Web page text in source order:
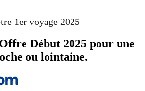
1er voyage 2025
Début 2025 pour une
ou lointaine.